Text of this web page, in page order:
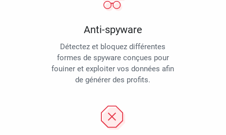
Anti-spyware
Détectez et bloquez différentes
formes de spyware conçues pour
fouiner et exploiter vos données afin
de générer des profits.